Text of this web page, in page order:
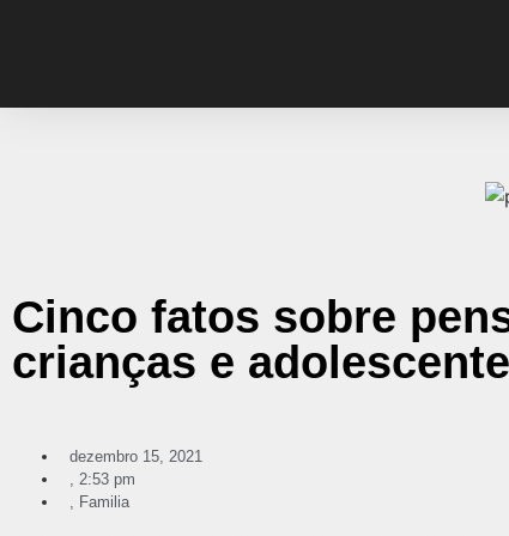
Cinco fatos sobre
crianças e
dezembro 15, 2021
2:53 pm
Familia